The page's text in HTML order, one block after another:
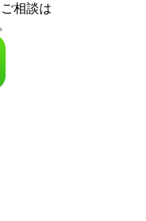
ご相談は